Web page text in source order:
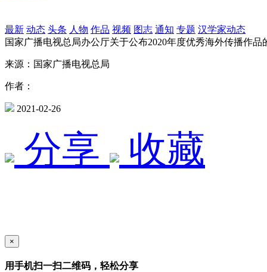
最新 动态 头条 人物 作品 视频 图志 通知 专题 汉学家动态
国家广播电视总局办公厅关于公布2020年度优秀海外传播作品
来源：国家广播电视总局
作者：
2021-02-26
分享 收藏
×
用手机扫一扫二维码，轻松分享